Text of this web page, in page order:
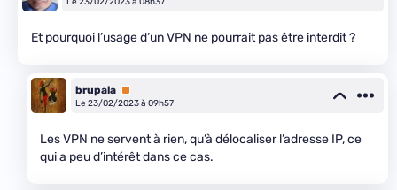
Et pourquoi l’usage d’un VPN ne pourrait pas être interdit ?
brupala Premium
Le 23/02/2023 à 09h57
Les VPN ne servent à rien, qu’à délocaliser l’adresse IP, ce
qui a peu d’intérêt dans ce cas.